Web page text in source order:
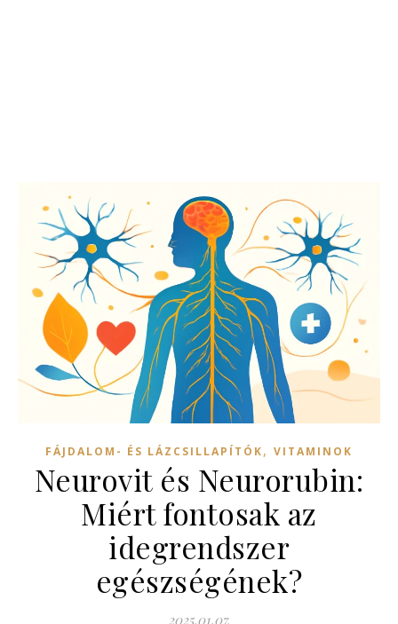
FÁJDALOM- ÉS LÁZCSILLAPÍTÓK, VITAMINOK
Neurovit és Neurorubin:
Miért fontosak az
idegrendszer
egészségének?
2025.01.07.